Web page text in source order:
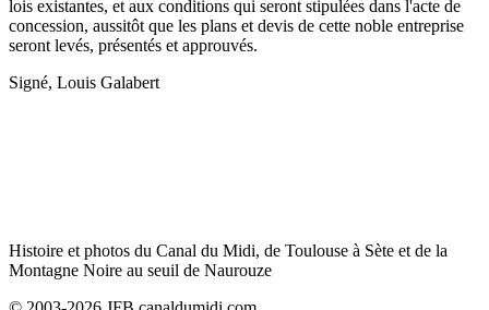
lois existantes, et aux conditions qui seront stipulées dans l'acte de
concession, aussitôt que les plans et devis de cette noble entreprise
seront levés, présentés et approuvés.
Signé, Louis Galabert
Histoire et photos du Canal du Midi, de Toulouse à Sète et de la
Montagne Noire au seuil de Naurouze